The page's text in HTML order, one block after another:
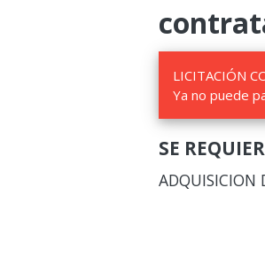
LICITACIÓN
Ya no puede
SE
ADQUISICION